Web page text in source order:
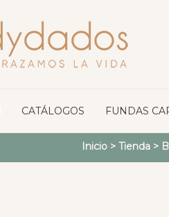
CATÁLOGOS FUNDAS
Inicio> Tienda>